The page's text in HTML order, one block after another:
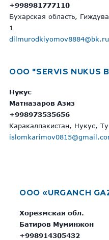
+998981777110
Бухарская область,
1
dilmurodkiyomov8884@bk.ru
OOO "SERVIS NUKUS
Нукус
Матназаров Азиз
+998973535656
Каракалпакистан, Нукус,
OOO «URGANCH
Хорезмская обл.
Батиров Муминжон
+998914305432